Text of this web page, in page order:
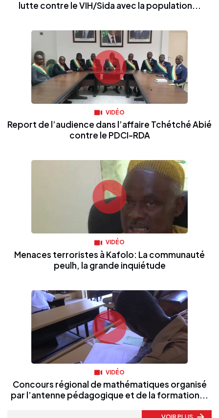
lutte contre le VIH/Sida avec la population...
VIDÉO
Report de l’audience dans l’affaire Tchétché Abié
contre le PDCI-RDA
VIDÉO
Menaces terroristes à Kafolo: La communauté
peulh, la grande inquiétude
VIDÉO
Concours régional de mathématiques organisé
par l’antenne pédagogique et de la formation...